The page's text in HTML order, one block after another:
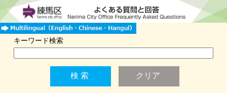
キーワード検索